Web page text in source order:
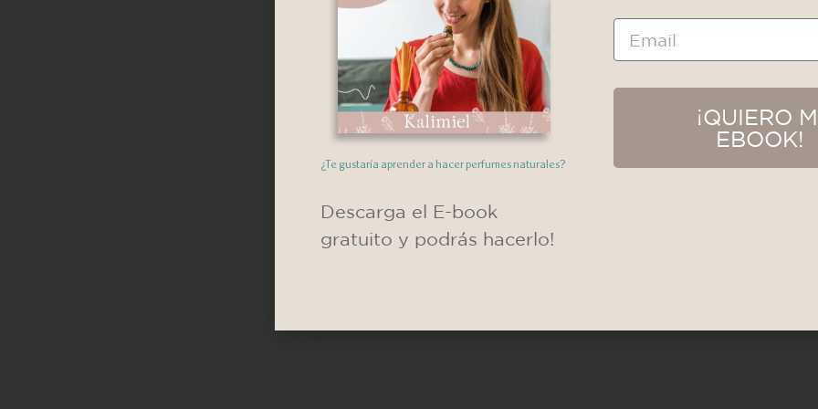
¿Te gustaría aprender a hacer perfumes naturales?
Descarga el E-book
gratuito y podrás hacerlo!
Email
¡QUIERO
EBOOK!